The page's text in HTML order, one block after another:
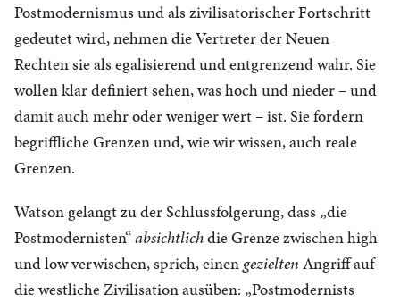
Postmodernismus und als zivilisatorischer Fortschritt
gedeutet wird, nehmen die Vertreter der Neuen
Rechten sie als egalisierend und entgrenzend wahr. Sie
wollen klar definiert sehen, was hoch und nieder – und
damit auch mehr oder weniger wert – ist. Sie fordern
begriffliche Grenzen und, wie wir wissen, auch reale
Grenzen.
Watson gelangt zu der Schlussfolgerung, dass „die
Postmodernisten“absichtlichdie Grenze zwischen high
und low verwischen, sprich, einengezielten Angriff auf
die westliche Zivilisation ausüben: „Postmodernists